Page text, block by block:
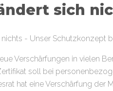
sich
Verschärfungen in vielen
soll bei
hat eine Verschärfung der